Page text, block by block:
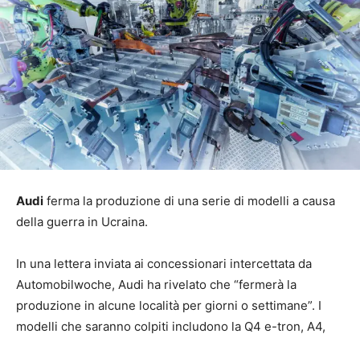
Audi ferma la produzione di una serie di modelli a causa
della guerra in Ucraina.
In una lettera inviata ai concessionari intercettata da
Automobilwoche, Audi ha rivelato che “fermerà la
produzione in alcune località per giorni o settimane”. I
modelli che saranno colpiti includono la Q4 e-tron, A4,